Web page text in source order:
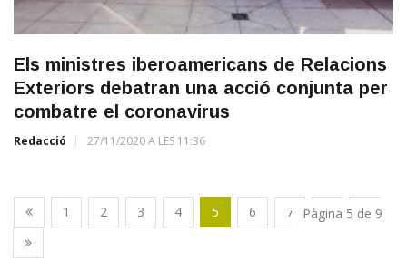
Els ministres iberoamericans de Relacions
Exteriors debatran una acció conjunta per
combatre el coronavirus
Redacció 27/11/2020 A LES 11:36
1 2 3 4 5 6 7 8 9
Pàgina 5 de 9